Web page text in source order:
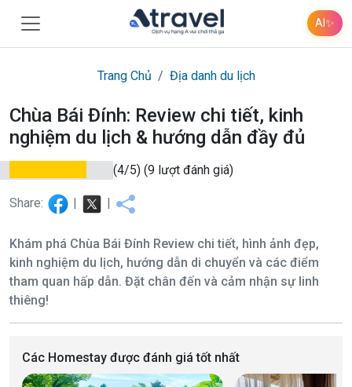
AI✨
Trang Chủ Địa danh du lịch
Chùa Bái Đính: Review chi tiết, kinh
nghiệm du lịch & hướng dẫn đầy đủ
(4/5) (9 lượt đánh giá)
Share: | |
Khám phá Chùa Bái Đính Review chi tiết, hình ảnh đẹp,
kinh nghiệm du lịch, hướng dẫn di chuyển và các điểm
tham quan hấp dẫn. Đặt chân đến và cảm nhận sự linh
thiêng!
Các Homestay được đánh giá tốt nhất